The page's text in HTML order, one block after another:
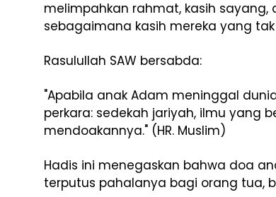
melimpahkan rahmat, kasih
sebagaimana kasih mereka yang
Rasulullah SAW bersabda:
"Apabila anak Adam meninggal
perkara: sedekah jariyah, ilmu yang
mendoakannya." (HR. Muslim)
Hadis ini menegaskan bahwa doa
terputus pahalanya bagi orang tua,